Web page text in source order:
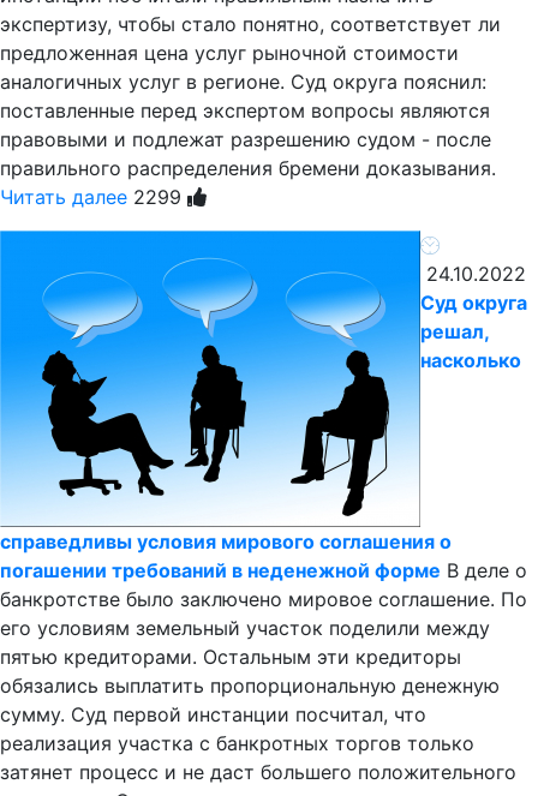
экспертизу, чтобы стало понятно, соответствует ли
предложенная цена услуг рыночной стоимости
аналогичных услуг в регионе. Суд округа пояснил:
поставленные перед экспертом вопросы являются
правовыми и подлежат разрешению судом - после
правильного распределения бремени доказывания.
Читать далее 2299
24.10.2022
Суд округа
решал,
насколько
справедливы условия мирового соглашения о
погашении требований в неденежной форме В деле о
банкротстве было заключено мировое соглашение. По
его условиям земельный участок поделили между
пятью кредиторами. Остальным эти кредиторы
обязались выплатить пропорциональную денежную
сумму. Суд первой инстанции посчитал, что
реализация участка с банкротных торгов только
затянет процесс и не даст большего положительного